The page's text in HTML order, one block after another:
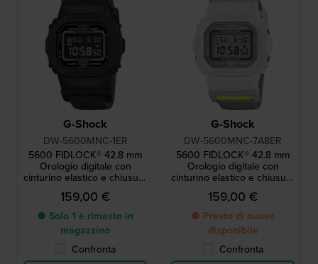
G-Shock
DW-5600MNC-1ER
5600 FIDLOCK® 42.8 mm
Orologio digitale con
cinturino elastico e chiusura
magnetica FIDLOCK®.
159,00 €
● Solo 1 è rimasto in
magazzino
Confronta
G-Shock
DW-5600MNC-7A8ER
5600 FIDLOCK® 42.8 mm
Orologio digitale con
cinturino elastico e chiusura
magnetica FIDLOCK®.
159,00 €
● Presto di nuovo
disponibile
Confronta